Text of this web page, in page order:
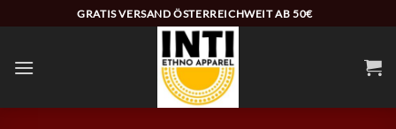
Inhalt
GRATIS VERSAND ÖSTERREICHWEIT AB 50€